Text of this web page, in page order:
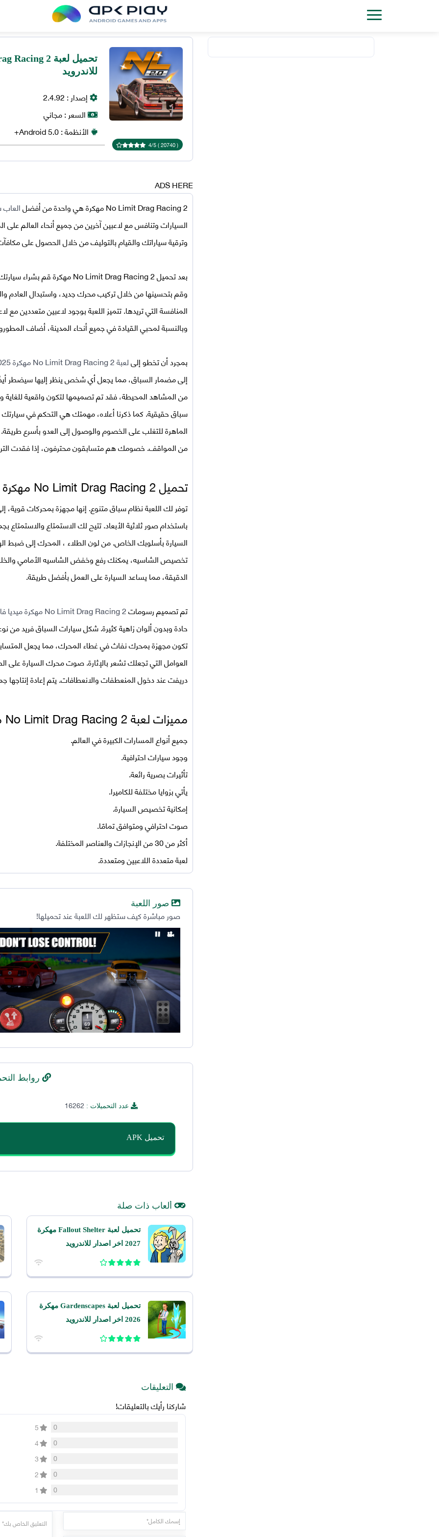
للاندرويد
إصدار :2.4.92
السعر :مجاني
الأنظمة :
Android5.0+
(
20740
)
4/5
ADS HERE
No Limit Drag Racing 2 مهكرة
هي واحدة من أفضل
السيارات وتنافس مع لاعبين آخرين من جميع أنحاء العالم على
وترقية سياراتك والقيام بالتوليف من خلال الحصول على
بعدتحميل No Limit Drag Racing 2 مهكرة
قم بشراء
وقم بتحسينها من خلال تركيب محرك جديد، واستبدال العادم
المنافسة التي تريدها. تتميز اللعبة بوجود لاعبين متعددين
وبالنسبة لمحبي القيادة في جميع أنحاء المدينة، أضاف
بمجرد أن تخطو إلىلعبة No Limit Drag Racing 2 مهكرة 2025
إلى مضمار السباق، مما يجعل أي شخص ينظر إليها سيضطر
من المشاهد المحيطة، فقد تم تصميمها لتكون واقعية للغاية
سباق حقيقية. كما ذكرنا أعلاه، مهمتك هي التحكم في
الماهرة للتغلب على الخصوم والوصول إلى العدو بأسرع
من المواقف. خصومك هم متسابقون محترفون، إذا فقدت
تحميل No Limit Drag Racing 2 مهكرة من ميديا فاير 2025
توفر لك اللعبة نظام سباق متنوع. إنها مجهزة بمحركات قوية،
باستخدام صور ثلاثية الأبعاد. تتيح لك الاستمتاع
السيارة بأسلوبك الخاص. من لون الطلاء ، المحرك إلى
تخصيص الشاسيه، يمكنك رفع وخفض الشاسيه الأمامي
الدقيقة، مما يساعد السيارة على العمل بأفضل طريقة.
تم تصميم رسوماتNo Limit Drag Racing 2 مهكرة ميديا فاير
حادة وبدون ألوان زاهية كثيرة. شكل سيارات السباق فريد
تكون مجهزة بمحرك نفاث في غطاء المحرك، مما يجعل
العوامل التي تجعلك تشعر بالإثارة. صوت محرك السيارة
دريفت عند دخول المنعطفات والانعطافات. يتم إعادة
مميزات لعبة No Limit Drag Racing 2 مهكرة اخر اصدار للاندرويد
جميع أنواع المسارات الكبيرة في العالم.
وجود سيارات احترافية.
تأثيرات بصرية رائعة.
يأتي بزوايا مختلفة للكاميرا.
إمكانية تخصيص السيارة.
صوت احترافي ومتوافق تمامًا.
أكثر من 30 من الإنجازات والعناصر المختلفة.
لعبة متعددة اللاعبين ومتعددة.
صور اللعبة
صور مباشرة كيف ستظهر لك اللعبة عند تحميلها!
روابط
عدد التحميلات : 16262
تحميل APK
ألعاب ذات صلة
تحميل لعبة Fallout Shelter مهكرة
2027 اخر اصدار للاندرويد
تحميل لعبة Gardenscapes مهكرة
2026 اخر اصدار للاندرويد
التعليقات
شاركنا رأيك بالتعليقات!
0
5
0
4
0
3
0
2
0
1